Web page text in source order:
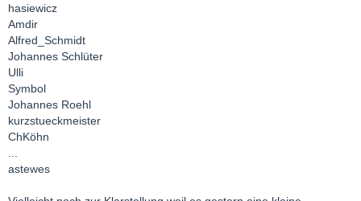
hasiewicz
Amdir
Alfred_Schmidt
Johannes Schlüter
Ulli
Symbol
Johannes Roehl
kurzstueckmeister
ChKöhn
astewes